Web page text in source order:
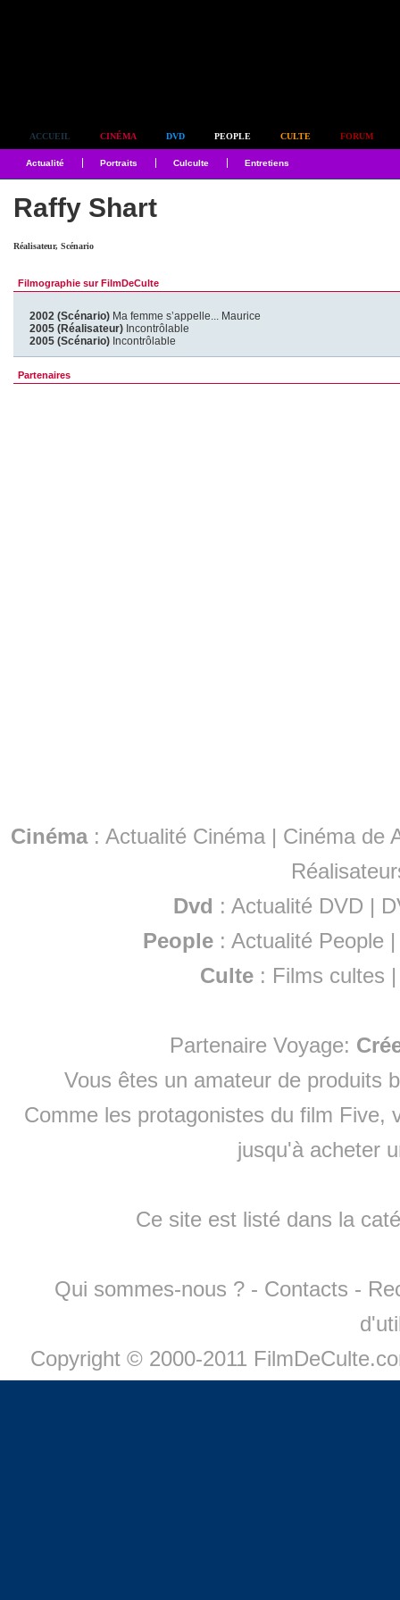
ACCUEIL CINÉMA DVD PEOPLE CULTE FORUM
Actualité Portraits Culculte Entretiens
Raffy Shart
Réalisateur, Scénario
Filmographie sur FilmDeCulte
2002 (Scénario) Ma femme s’appelle... Maurice
2005 (Réalisateur) Incontrôlable
2005 (Scénario) Incontrôlable
Partenaires
Cinéma: Actualité Cinéma | Cinéma de
Dvd : Actualité DVD |
People :Actualité People
Culte : Films cultes
Partenaire Voyage:
Vous êtes un amateur de produits
Comme les protagonistes du film Five,
jusqu'à acheter
Ce site est listé dans la
Qui sommes-nous ? - Contacts -
Copyright © 2000-2011